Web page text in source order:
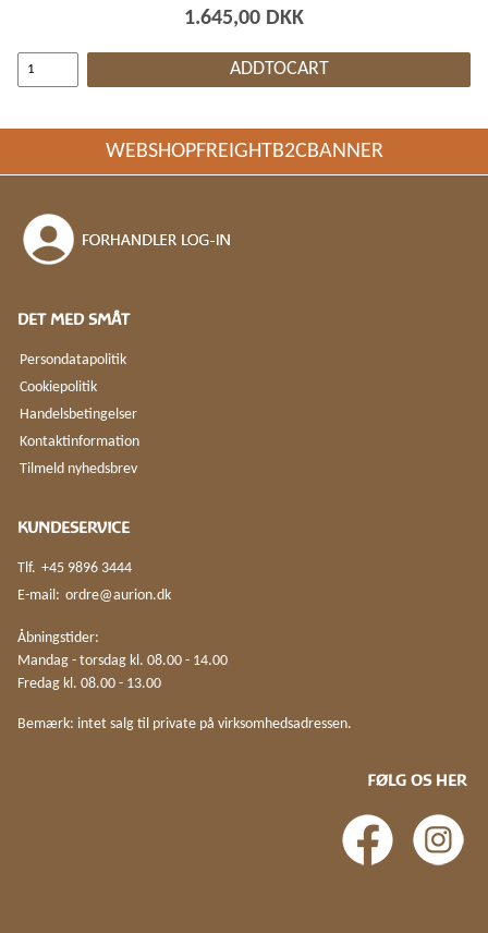
1.645,00 DKK
ADDTOCART
WEBSHOPFREIGHTB2CBANNER
DET MED SMÅT
Persondatapolitik
Cookiepolitik
Handelsbetingelser
Kontaktinformation
Tilmeld nyhedsbrev
KUNDESERVICE
Tlf. +45 9896 3444
E-mail: ordre@aurion.dk
Åbningstider:
Mandag - torsdag kl. 08.00 - 14.00
Fredag kl. 08.00 - 13.00
Bemærk: intet salg til private på virksomhedsadressen.
FØLG OS HER